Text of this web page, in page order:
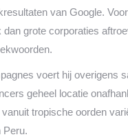
van Google.
dan grote corporaties
voert hij overigens
geheel locatie
tropische oorden
Peru.